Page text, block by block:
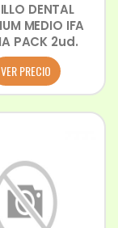
DENTAL
MEDIO IFA
PACK 2ud.
VER PRECIO